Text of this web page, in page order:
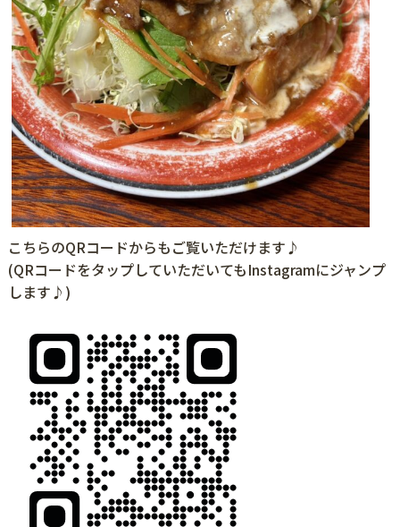
こちらのQRコードからもご覧いただけます♪
(QRコードをタップしていただいてもInstagramにジャンプ
します♪)